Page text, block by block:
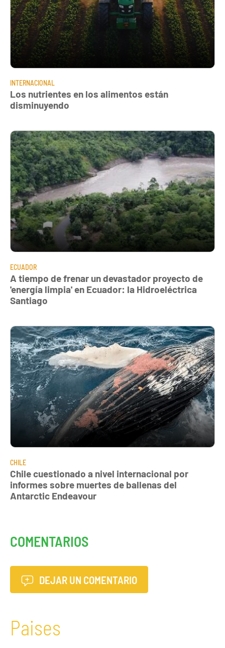
INTERNACIONAL
Los nutrientes en los alimentos están
disminuyendo
ECUADOR
A tiempo de frenar un devastador proyecto de
'energía limpia' en Ecuador: la Hidroeléctrica
Santiago
CHILE
Chile cuestionado a nivel internacional por
informes sobre muertes de ballenas del
Antarctic Endeavour
COMENTARIOS
DEJAR UN COMENTARIO
Paises